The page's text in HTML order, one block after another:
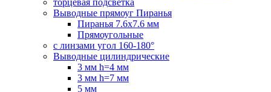
торцевая подсветка
Выводные прямоуг Пиранья
Пиранья 7.6x7.6 мм
Прямоугольные
с линзами угол 160-180°
Выводные цилиндрические
3 мм h=4 мм
3 мм h=7 мм
5 мм